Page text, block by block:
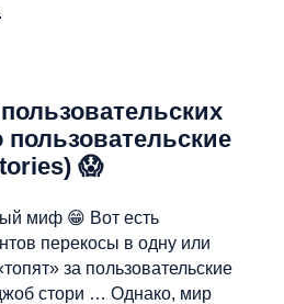
пользовательские
😱
миф 😁 Вот есть
перекосы в одну или
за пользовательские
стори … Однако, мир